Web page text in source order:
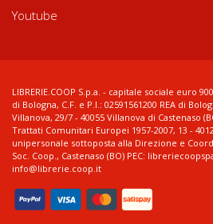
Youtube
LIBRERIE.COOP S.p.a. - capitale sociale euro
di Bologna, C.F. e P.I.: 02591561200 REA di
Villanova, 29/7 - 40055 Villanova di Castenaso
Trattati Comunitari Europei 1957-2007, 13 -
unipersonale sottoposta alla Direzione e
Soc. Coop., Castenaso (BO) PEC:
info@librerie.coop.it